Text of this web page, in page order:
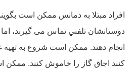
افراد مبتلا به دمانس ممكن است
دوستانشان تلفني تماس می گیرند،
انجام دهند. ممكن است شروع به تهيه
كنند اجاق گاز را خاموش كنند. ممکن